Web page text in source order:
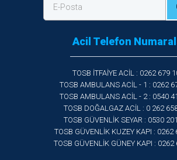
E-Posta
Acil Telefon
TOSB İTFAİYE ACİL : 0262 679
TOSB AMBULANS ACİL - 1 : 0262
TOSB AMBULANS ACİL - 2 : 0540
TOSB DOĞALGAZ ACİL : 0 262
TOSB GÜVENLİK SEYAR : 0530
TOSB GÜVENLİK KUZEY KAPI : 0262
TOSB GÜVENLİK GÜNEY KAPI :